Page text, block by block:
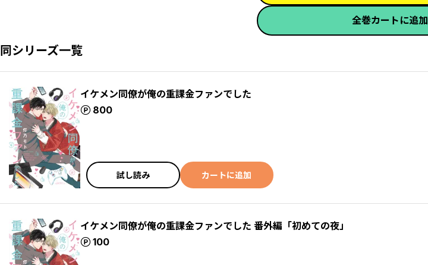
全巻カートに追
同シリーズ一覧
イケメン同僚が俺の重課金ファンでした
800
ポイント
試し読み カートに追加
イケメン同僚が俺の重課金ファンでした 番外編「初めての夜」
100
ポイント